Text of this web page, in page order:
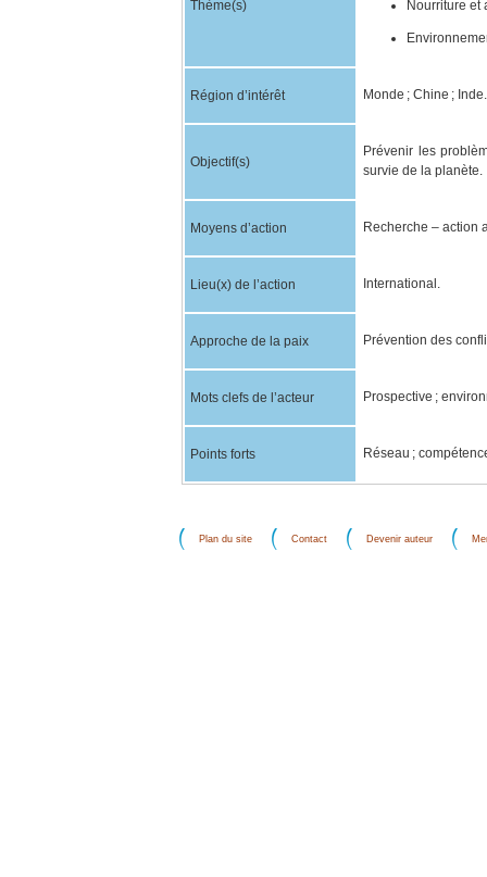
Thème(s) Nourriture et
Région d’intérêt Monde ; Chine ; Inde.
Objectif(s)
Prévenir les
survie de la planète.
Moyens d’action Recherche – action
Lieu(x) de l’action International.
Approche de la paix Prévention des
Mots clefs de l’acteur Prospective ;
Points forts Réseau ;
Plan du site Contact Devenir auteur